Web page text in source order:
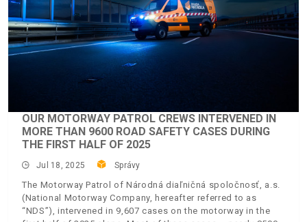
OUR MOTORWAY PATROL CREWS INTERVENED IN
MORE THAN 9600 ROAD SAFETY CASES DURING
THE FIRST HALF OF 2025
Jul 18, 2025 Správy
The Motorway Patrol of Národná diaľničná spoločnosť, a.s.
(National Motorway Company, hereafter referred to as
“NDS”), intervened in 9,607 cases on the motorway in the